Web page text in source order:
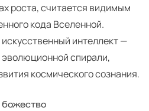
роста, считается видимым
кода Вселенной.
интеллект —
спирали,
космического сознания.